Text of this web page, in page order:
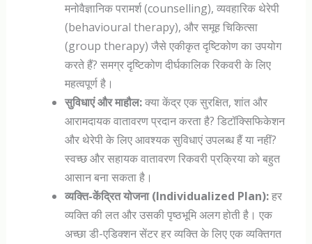
मनोवैज्ञानिक परामर्श (counselling), व्यवहारिक थेरेपी
(behavioural therapy), और समूह चिकित्सा
(group therapy) जैसे एकीकृत दृष्टिकोण का उपयोग
करते हैं? समग्र दृष्टिकोण दीर्घकालिक रिकवरी के लिए
महत्वपूर्ण है।
सुविधाएं और माहौल:क्या केंद्र एक सुरक्षित, शांत और
आरामदायक वातावरण प्रदान करता है? डिटॉक्सिफिकेशन
और थेरेपी के लिए आवश्यक सुविधाएं उपलब्ध हैं या नहीं?
स्वच्छ और सहायक वातावरण रिकवरी प्रक्रिया को बहुत
आसान बना सकता है।
व्यक्ति-केंद्रित योजना (Individualized Plan):हर
व्यक्ति की लत और उसकी पृष्ठभूमि अलग होती है। एक
अच्छा डी-एडिक्शन सेंटर हर व्यक्ति के लिए एक व्यक्तिगत